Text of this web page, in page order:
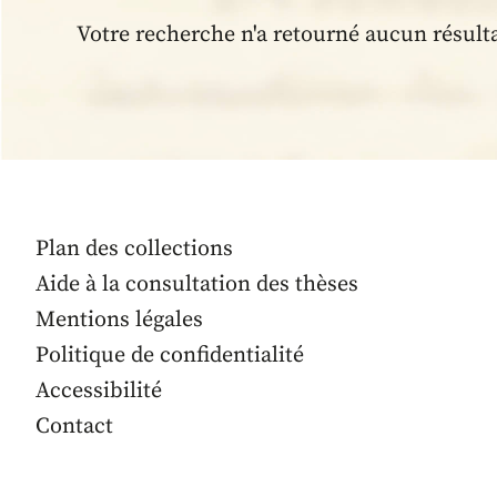
Votre recherche n'a retourné aucun
Plan des collections
Aide à la consultation des thèses
Mentions légales
Politique de confidentialité
Accessibilité
Contact